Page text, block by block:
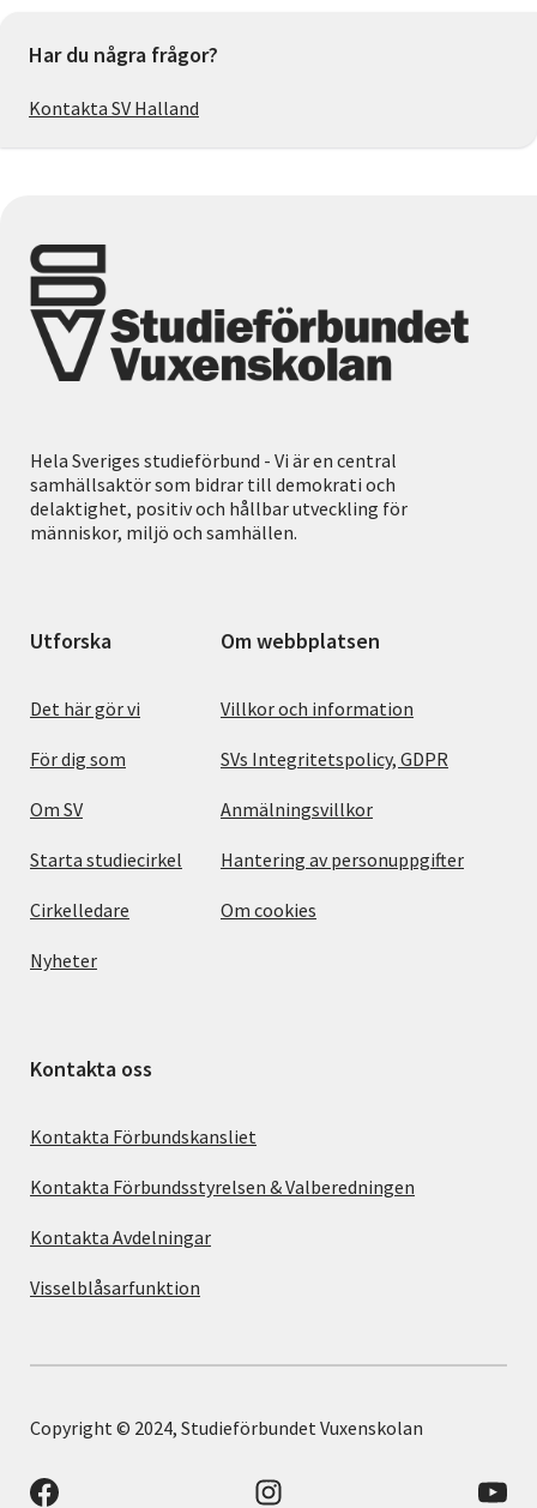
Har du några frågor?
Kontakta SV Halland
Hela Sveriges studieförbund - Vi är en central
samhällsaktör som bidrar till demokrati och
delaktighet, positiv och hållbar utveckling för
människor, miljö och samhällen.
Utforska
Det här gör vi
För dig som
Om SV
Starta studiecirkel
Cirkelledare
Nyheter
Om webbplatsen
Villkor och information
SVs Integritetspolicy, GDPR
Anmälningsvillkor
Hantering av personuppgifter
Om cookies
Kontakta oss
Kontakta Förbundskansliet
Kontakta Förbundsstyrelsen & Valberedningen
Kontakta Avdelningar
Visselblåsarfunktion
Copyright © 2024, Studieförbundet Vuxenskolan